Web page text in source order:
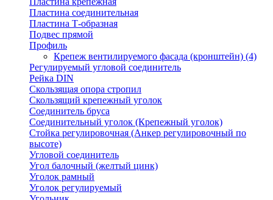
Пластина соединительная
Пластина Т-образная
Подвес прямой
Профиль
Крепеж вентилируемого фасада (кронштейн) (4)
Регулируемый угловой соединитель
Рейка DIN
Скользящая опора стропил
Скользящий крепежный уголок
Соединитель бруса
Соединительный уголок (Крепежный уголок)
Стойка регулировочная (Анкер регулировочный по
высоте)
Угловой соединитель
Угол балочный (желтый цинк)
Уголок рамный
Уголок регулируемый